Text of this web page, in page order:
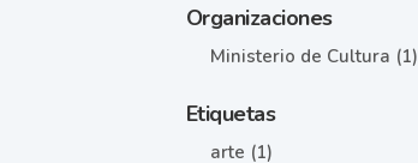
Organizaciones
Ministerio de Cultura (1)
Etiquetas
arte (1)